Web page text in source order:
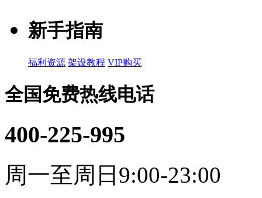
新手指南
福利资源 架设教程 VIP购买
全国免费热线电话
400-225-995
周一至周日9:00-23:00